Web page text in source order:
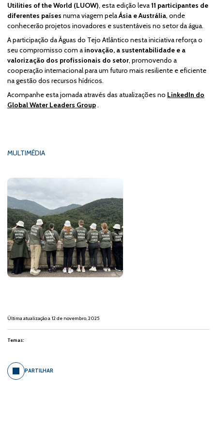
Utilities of the World (LUOW), esta edição leva11 participantes de
diferentes países numa viagem pelaÁsia e Austrália, onde
conhecerão projetos inovadores e sustentáveis no setor da água.
A participação da Águas do Tejo Atlântico nesta iniciativa reforça o
seu compromisso com a inovação, a sustentabilidade e a
valorização dos profissionais do setor, promovendo a
cooperação internacional para um futuro mais resiliente e eficiente
na gestão dos recursos hídricos.
Acompanhe esta jornada através das atualizações no LinkedIn do
Global Water Leaders Group.
MULTIMÉDIA
Última atualização a 12 de novembro, 2025
Temas:
PARTILHAR